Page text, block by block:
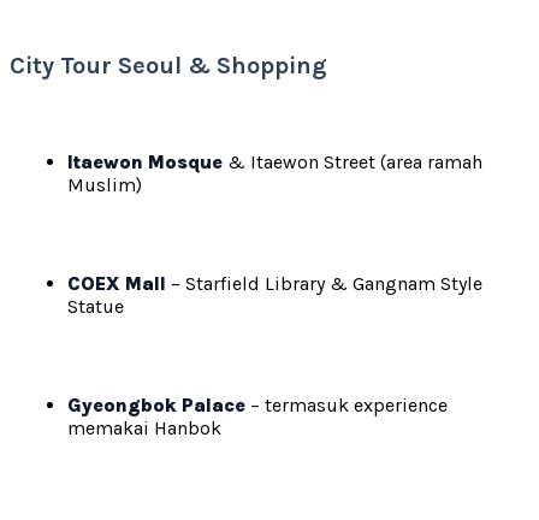
City Tour Seoul & Shopping
Itaewon Mosque & Itaewon Street (area ramah
Muslim)
COEX Mall – Starfield Library & Gangnam Style
Statue
Gyeongbok Palace – termasuk experience
memakai Hanbok